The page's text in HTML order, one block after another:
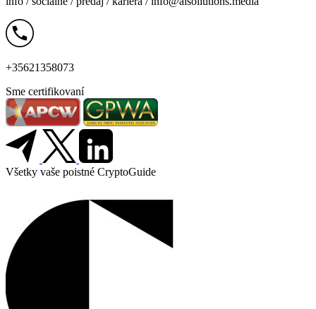
+35621358073
Sme certifikovaní
Všetky vaše poistné CryptoGuide